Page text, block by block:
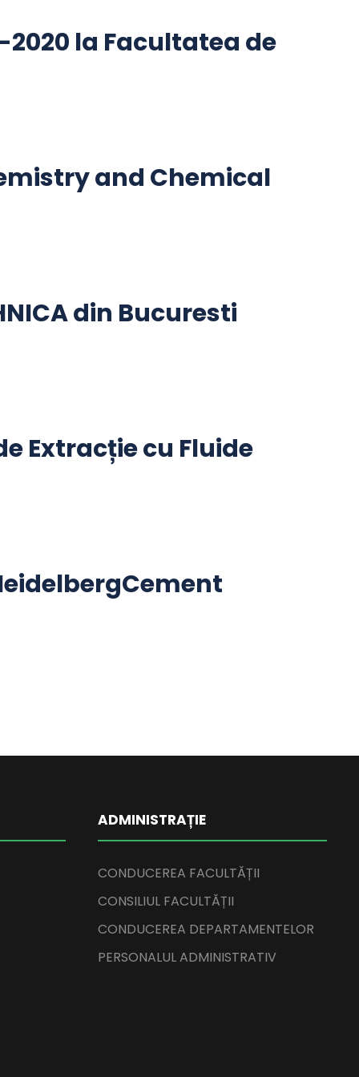
la Facultatea de
and Chemical
din Bucuresti
Extracție cu Fluide
ADMINISTRAȚIE
CONDUCEREA FACULTĂȚII
CONSILIUL FACULTĂȚII
CONDUCEREA DEPARTAMENTELOR
PERSONALUL ADMINISTRATIV